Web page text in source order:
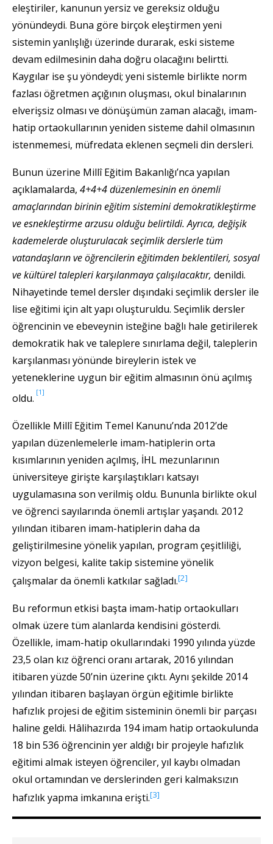
eleştiriler, kanunun yersiz ve gereksiz olduğu
yönündeydi. Buna göre birçok eleştirmen yeni
sistemin yanlışlığı üzerinde durarak, eski sisteme
devam edilmesinin daha doğru olacağını belirtti.
Kaygılar ise şu yöndeydi; yeni sistemle birlikte norm
fazlası öğretmen açığının oluşması, okul binalarının
elverişsiz olması ve dönüşümün zaman alacağı, imam-
hatip ortaokullarının yeniden sisteme dahil olmasının
istenmemesi, müfredata eklenen seçmeli din dersleri.
Bunun üzerine Millî Eğitim Bakanlığı’nca yapılan
açıklamalarda, 4+4+4 düzenlemesinin en önemli
amaçlarından birinin eğitim sistemini demokratikleştirme
ve esnekleştirme arzusu olduğu belirtildi. Ayrıca, değişik
kademelerde oluşturulacak seçimlik derslerle tüm
vatandaşların ve öğrencilerin eğitimden beklentileri, sosyal
ve kültürel talepleri karşılanmaya çalışılacaktır, denildi.
Nihayetinde temel dersler dışındaki seçimlik dersler ile
lise eğitimi için alt yapı oluşturuldu. Seçimlik dersler
öğrencinin ve ebeveynin isteğine bağlı hale getirilerek
demokratik hak ve taleplere sınırlama değil, taleplerin
karşılanması yönünde bireylerin istek ve
yeteneklerine uygun bir eğitim almasının önü açılmış
oldu. [1]
Özellikle Millî Eğitim Temel Kanunu’nda 2012’de
yapılan düzenlemelerle imam-hatiplerin orta
kısımlarının yeniden açılmış, İHL mezunlarının
üniversiteye girişte karşılaştıkları katsayı
uygulamasına son verilmiş oldu. Bununla birlikte okul
ve öğrenci sayılarında önemli artışlar yaşandı. 2012
yılından itibaren imam-hatiplerin daha da
geliştirilmesine yönelik yapılan, program çeşitliliği,
vizyon belgesi, kalite takip sistemine yönelik
çalışmalar da önemli katkılar sağladı.[2]
Bu reformun etkisi başta imam-hatip ortaokulları
olmak üzere tüm alanlarda kendisini gösterdi.
Özellikle, imam-hatip okullarındaki 1990 yılında yüzde
23,5 olan kız öğrenci oranı artarak, 2016 yılından
itibaren yüzde 50’nin üzerine çıktı. Aynı şekilde 2014
yılından itibaren başlayan örgün eğitimle birlikte
hafızlık projesi de eğitim sisteminin önemli bir parçası
haline geldi. Hâlihazırda 194 imam hatip ortaokulunda
18 bin 536 öğrencinin yer aldığı bir projeyle hafızlık
eğitimi almak isteyen öğrenciler, yıl kaybı olmadan
okul ortamından ve derslerinden geri kalmaksızın
hafızlık yapma imkanına erişti.[3]